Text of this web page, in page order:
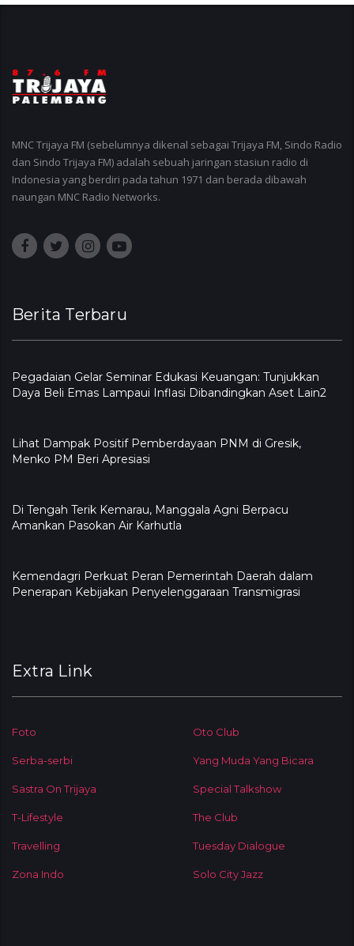
MNC Trijaya FM (sebelumnya dikenal sebagai Trijaya FM, Sindo Radio
dan Sindo Trijaya FM) adalah sebuah jaringan stasiun radio di
Indonesia yang berdiri pada tahun 1971 dan berada dibawah
naungan MNC Radio Networks.
Berita Terbaru
Pegadaian Gelar Seminar Edukasi Keuangan: Tunjukkan
Daya Beli Emas Lampaui Inflasi Dibandingkan Aset Lain2
Lihat Dampak Positif Pemberdayaan PNM di Gresik,
Menko PM Beri Apresiasi
​Di Tengah Terik Kemarau, Manggala Agni Berpacu
Amankan Pasokan Air Karhutla
Kemendagri Perkuat Peran Pemerintah Daerah dalam
Penerapan Kebijakan Penyelenggaraan Transmigrasi
Extra Link
Foto Oto Club
Serba-serbi Yang Muda Yang Bicara
Sastra On Trijaya Special Talkshow
T-Lifestyle The Club
Travelling Tuesday Dialogue
Zona Indo Solo City Jazz